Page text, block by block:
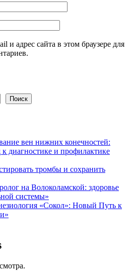
и адрес сайта в этом браузере для
Поиск
вен нижних конечностей:
диагностике и профилактике
тромбы и сохранить
на Волоколамской: здоровье
системы»
«Сокол»: Новый Путь к